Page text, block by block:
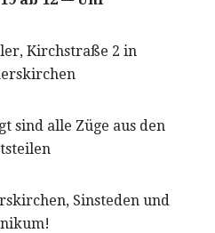
Kirchstraße 2 in
sind alle Züge aus den
Sinsteden und